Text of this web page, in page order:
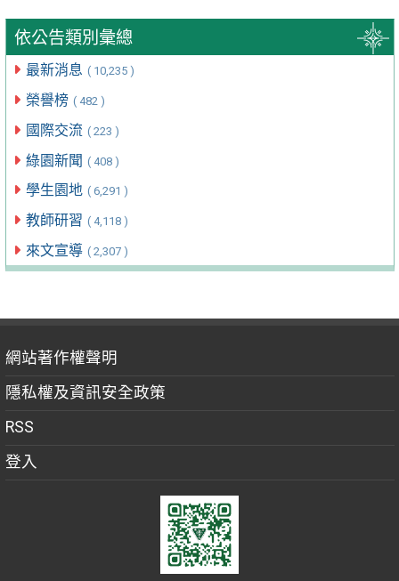
依公告類別彙總
最新消息 ( 10,235 )
榮譽榜 ( 482 )
國際交流 ( 223 )
綠園新聞 ( 408 )
學生園地 ( 6,291 )
教師研習 ( 4,118 )
來文宣導 ( 2,307 )
網站著作權聲明
隱私權及資訊安全政策
RSS
登入